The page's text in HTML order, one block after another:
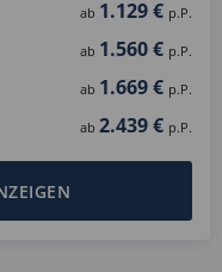
ab 1.129 € p.P.
ab 1.560 € p.P.
ab 1.669 € p.P.
ab 2.439 € p.P.